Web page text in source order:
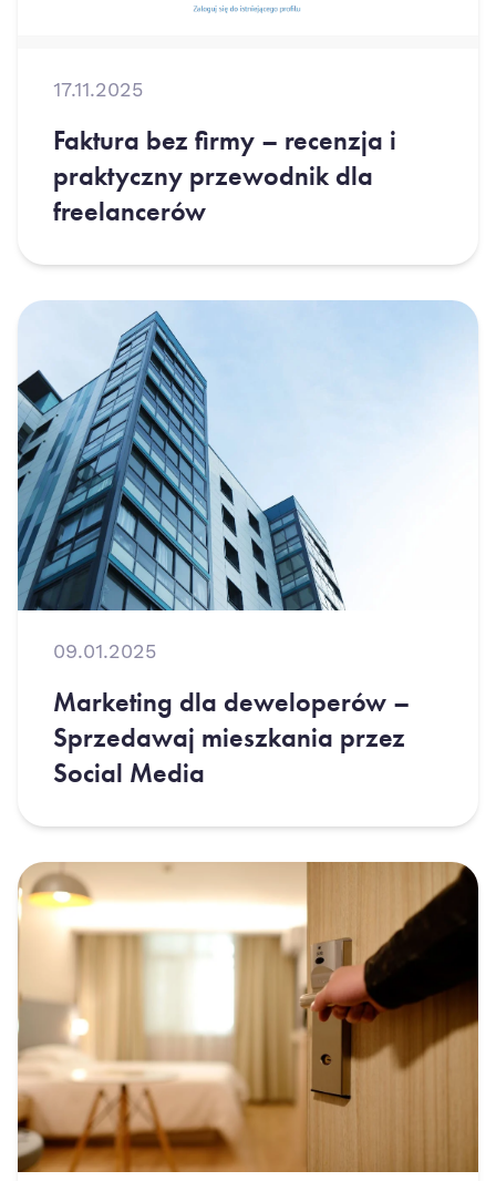
17.11.2025
Faktura bez firmy – recenzja i
praktyczny przewodnik dla
freelancerów
09.01.2025
Marketing dla deweloperów –
Sprzedawaj mieszkania przez
Social Media